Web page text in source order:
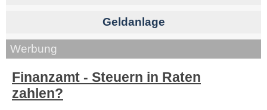
Geldanlage
Werbung
Finanzamt - Steuern in Raten
zahlen?